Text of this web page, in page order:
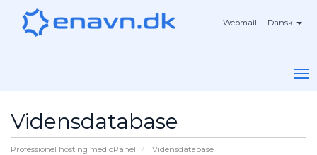
Webmail Dansk
Vidensdatabase
Professionel hosting med cPanel
Vidensdatabase